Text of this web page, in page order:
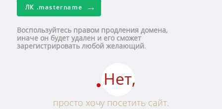
ЛК .mastername
Воспользуйтесь правом продления домена,
иначе он будет удален и его сможет
зарегистрировать любой желающий.
Нет,
просто хочу посетить сайт.